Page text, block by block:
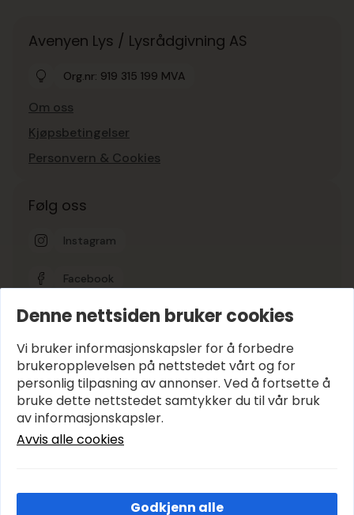
Avenyen Lys / Lysrådgivning AS
Org.nr: 919 315 199 MVA
Om oss
Kjøpsbetingelser
Personvern & Cookies
Følg oss
Instagram
Facebook
Google-vurdering
Hold deg oppdatert
E-post*
Abonner
Denne nettsiden bruker cookies
Vi bruker informasjonskapsler for å forbedre
brukeropplevelsen på nettstedet vårt og for
personlig tilpasning av annonser. Ved å fortsette å
bruke dette nettstedet samtykker du til vår bruk
av informasjonskapsler.
Avvis alle cookies
Godkjenn alle